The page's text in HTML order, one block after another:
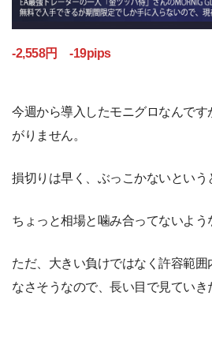
-2,558円 -19pips
今週から導入したモニグロなんです
がりません。
損切りは早く、ぶっこかないという
ちょっと相場と噛み合ってないよう
ただ、大きい負けではなく許容範
なさそうなので、長い目で見ていき